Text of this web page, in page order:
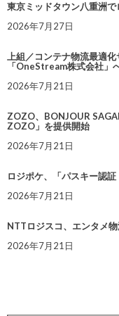
東京ミッドタウン八重洲
2026年7月27日
上組／コンテナ物流最適
「OneStream株式会社」
2026年7月21日
ZOZO、BONJOUR
ZOZO」を提供開始
2026年7月21日
ロジポケ、「パスキー認
2026年7月21日
NTTロジスコ、エンタメ
2026年7月21日